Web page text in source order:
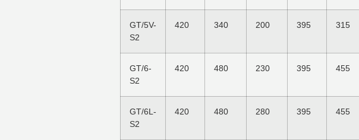
GT/5V-
S2
420 340 200 395 315
GT/6-
S2
420 480 230 395 455
GT/6L-
S2
420 480 280 395 455